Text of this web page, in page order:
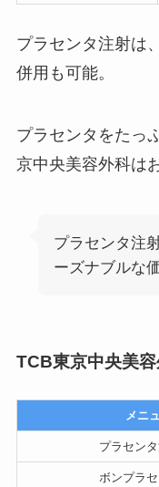
プラセンタ注射は
併用も可能。
プラセンタをたっ
京中央美容外科は
プラセンタ注
ーズナブルな
TCB東京中央美
メニ
プラセン
ボンプラ